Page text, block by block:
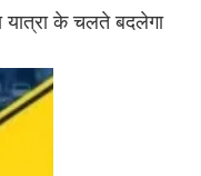
यात्रा के चलते बदलेगा